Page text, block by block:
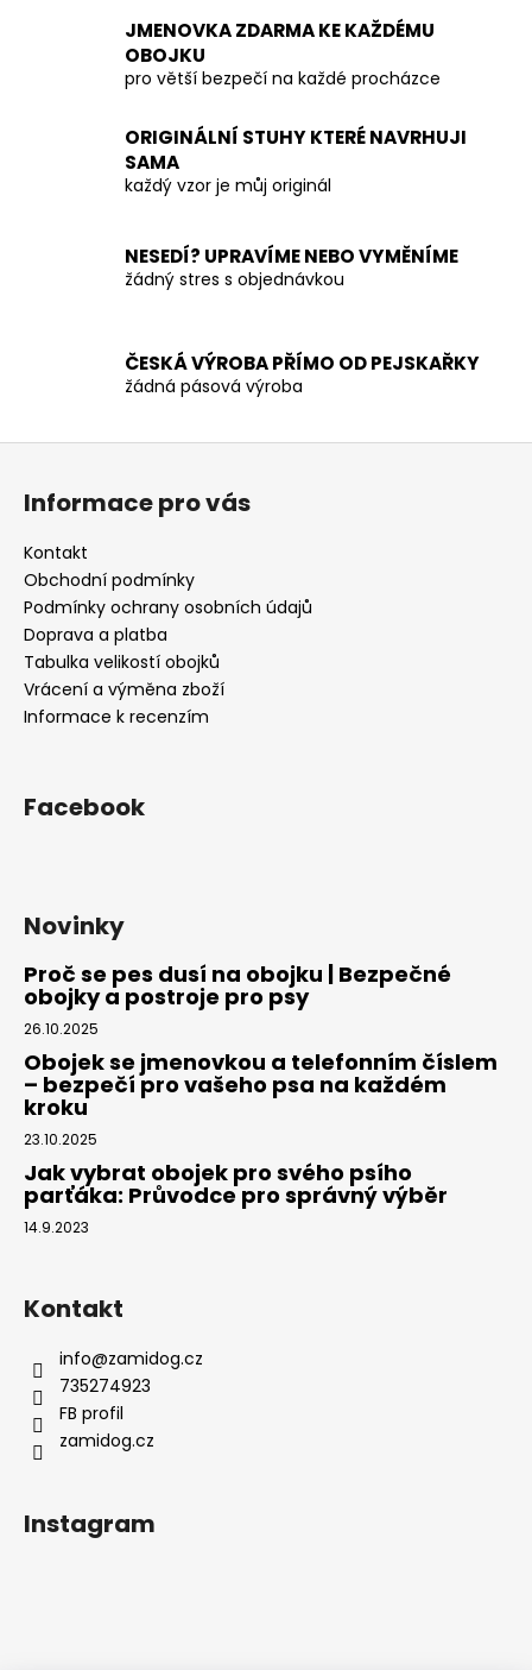
a
í
r
k
v
ý
p
u
v
á
n
í
JMENOVKA ZDARMA KE KAŽDÉMU
OBOJKU
pro větší bezpečí na každé procházce
ORIGINÁLNÍ STUHY KTERÉ NAVRHUJI
SAMA
každý vzor je můj originál
NESEDÍ? UPRAVÍME NEBO VYMĚNÍME
žádný stres s objednávkou
ČESKÁ VÝROBA PŘÍMO OD PEJSKAŘKY
žádná pásová výroba
Z
Informace pro vás
Kontakt
Obchodní podmínky
Podmínky ochrany osobních údajů
Doprava a platba
Tabulka velikostí obojků
Vrácení a výměna zboží
Informace k recenzím
Facebook
Novinky
Proč se pes dusí na obojku | Bezpečné
obojky a postroje pro psy
26.10.2025
Obojek se jmenovkou a telefonním číslem
– bezpečí pro vašeho psa na každém
kroku
23.10.2025
Jak vybrat obojek pro svého psího
parťáka: Průvodce pro správný výběr
14.9.2023
Kontakt
info@zamidog.cz
735274923
FB profil
zamidog.cz
Instagram